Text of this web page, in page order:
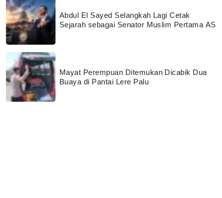
Abdul El Sayed Selangkah Lagi Cetak
Sejarah sebagai Senator Muslim Pertama AS
Mayat Perempuan Ditemukan Dicabik Dua
Buaya di Pantai Lere Palu